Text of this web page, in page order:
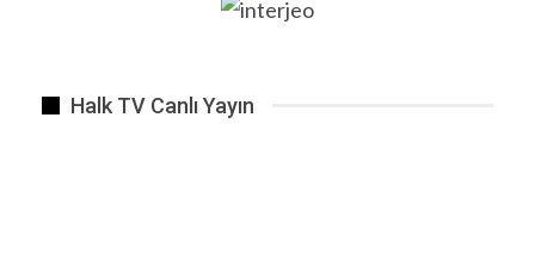
Halk TV Canlı Yayın